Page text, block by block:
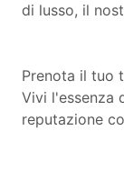
di lusso, il
Prenota il tuo
Vivi l'essenza
reputazione